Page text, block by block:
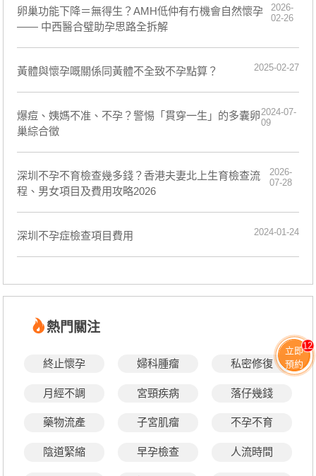
卵巢功能下降＝無得生？AMH低仲有冇機會自然懷孕
—— 中西醫合璧助孕思路全拆解
2026-
02-26
黃體與懷孕嘅關係同黃體不全致不孕點算？ 2025-02-27
​爆痘、姨媽不准、不孕？警惕「貫穿一生」的多囊卵
巢綜合徵
2024-07-
09
深圳不孕不育檢查幾多錢？香港夫妻北上生育檢查流
程、男女項目及費用攻略2026
2026-
07-28
深圳不孕症檢查項目費用 2024-01-24
熱門關注
終止懷孕 婦科腫瘤 私密修復
月經不調 宮頸疾病 落仔幾錢
藥物流產 子宮肌瘤 不孕不育
陰道緊縮 早孕檢查 人流時間
立即
預約
12